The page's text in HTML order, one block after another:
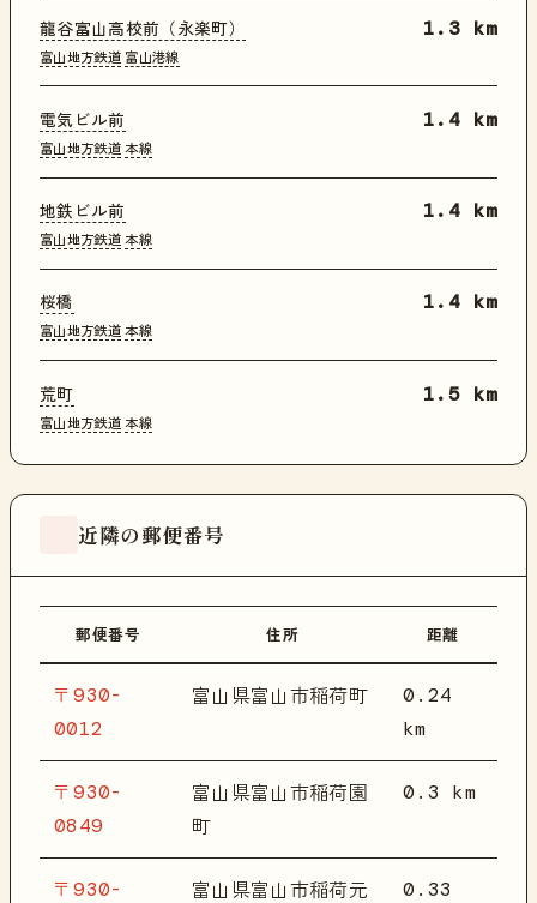
龍谷富山高校前（永楽町）
富山地方鉄道 富山港線
1.3 km
電気ビル前
富山地方鉄道 本線
1.4 km
地鉄ビル前
富山地方鉄道 本線
1.4 km
桜橋
富山地方鉄道 本線
1.4 km
荒町
富山地方鉄道 本線
1.5 km
近隣の郵便番号
郵便番号 住所 距離
〒930-
0012
富山県富山市稲荷町
0.24
km
〒930-
0849
富山県富山市稲荷園
町
0.3 km
〒930- 富山県富山市稲荷元 0.33